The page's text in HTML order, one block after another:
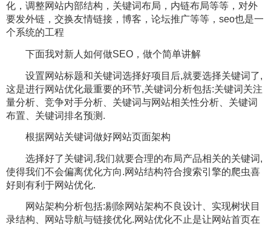
化，调整网站内部结构，关键词布局，内链布局等等，对外
要发外链，交换友情链接，博客，论坛推广等等，seo也是一
个系统的工程
下面我对新人如何做SEO，做个简单讲解
设置网站标题和关键词选择好项目后,就要选择关键词了,
这是进行网站优化最重要的环节,关键词分析包括:关键词关注
量分析、竞争对手分析、关键词与网站相关性分析、关键词
布置、关键词排名预测.
根据网站关键词做好网站页面架构
选择好了关键词,我们就要合理的布局产品相关的关键词,
使得我们不会偏离优化方向.网站结构符合搜索引擎的爬虫喜
好则有利于网站优化.
网站架构分析包括:剔除网站架构不良设计、实现树状目
录结构、网站导航与链接优化.网站优化不止是让网站首页在